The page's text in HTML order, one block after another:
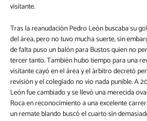
visitante.
Tras la reanudación Pedro León buscaba su
del área, pero no tuvo mucha suerte, sin
de falta puso un balón para Bustos quien no
tercer tanto. También hubo tiempo para una
visitante cayó en el área y el árbitro decretó
revisión y el colegiado no vio nada punible. A
León fue cambiado y se llevó una merecida
Roca en reconocimiento a una excelente
un remate blando buscó el cuarto sin